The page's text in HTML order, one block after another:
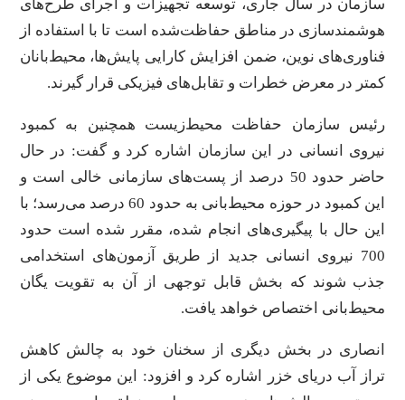
سازمان در سال جاری، توسعه تجهیزات و اجرای طرح‌های
هوشمندسازی در مناطق حفاظت‌شده است تا با استفاده از
فناوری‌های نوین، ضمن افزایش کارایی پایش‌ها، محیط‌بانان
کمتر در معرض خطرات و تقابل‌های فیزیکی قرار گیرند.
رئیس سازمان حفاظت محیط‌زیست همچنین به کمبود
نیروی انسانی در این سازمان اشاره کرد و گفت: در حال
حاضر حدود 50 درصد از پست‌های سازمانی خالی است و
این کمبود در حوزه محیط‌بانی به حدود 60 درصد می‌رسد؛ با
این حال با پیگیری‌های انجام شده، مقرر شده است حدود
700 نیروی انسانی جدید از طریق آزمون‌های استخدامی
جذب شوند که بخش قابل توجهی از آن به تقویت یگان
محیط‌بانی اختصاص خواهد یافت.
انصاری در بخش دیگری از سخنان خود به چالش کاهش
تراز آب دریای خزر اشاره کرد و افزود: این موضوع یکی از